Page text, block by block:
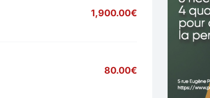
1,900.00€
80.00€